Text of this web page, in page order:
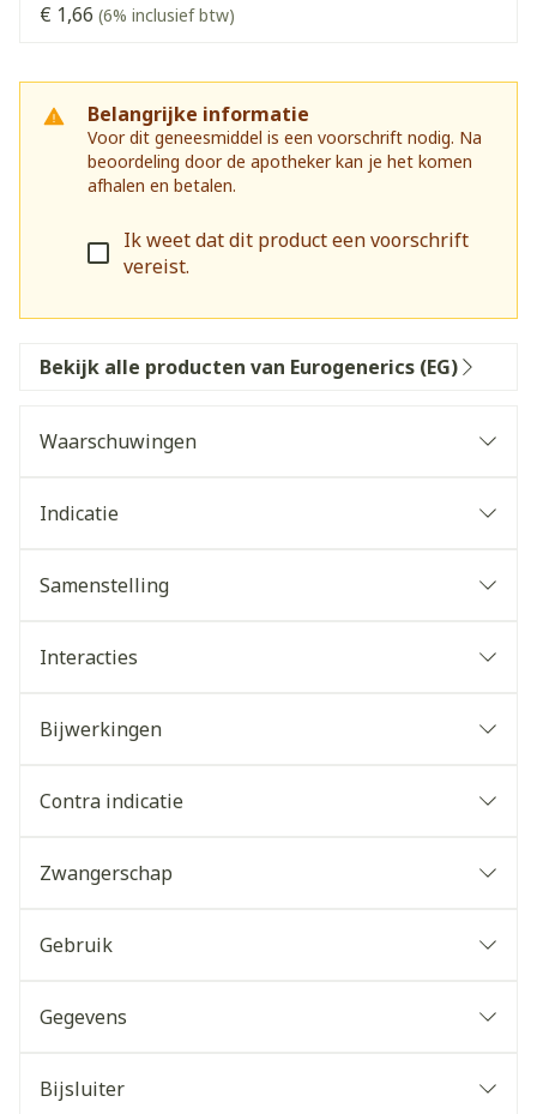
€ 1,66 (6% inclusief btw)
Belangrijke informatie
Voor dit geneesmiddel is een voorschrift nodig. Na
beoordeling door de apotheker kan je het komen
afhalen en betalen.
Ik weet dat dit product een voorschrift
vereist.
Bekijk alle producten van Eurogenerics (EG)
Waarschuwingen
Indicatie
Samenstelling
Interacties
Bijwerkingen
Contra indicatie
Zwangerschap
Gebruik
Gegevens
Bijsluiter